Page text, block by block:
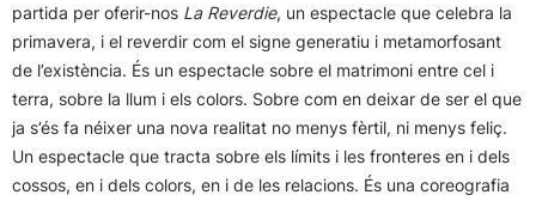
partida per oferir-nos La Reverdie, un espectacle que celebra la
primavera, i el reverdir com el signe generatiu i metamorfosant
de l’existència. És un espectacle sobre el matrimoni entre cel i
terra, sobre la llum i els colors. Sobre com en deixar de ser el que
ja s’és fa néixer una nova realitat no menys fèrtil, ni menys feliç.
Un espectacle que tracta sobre els límits i les fronteres en i dels
cossos, en i dels colors, en i de les relacions. És una coreografia